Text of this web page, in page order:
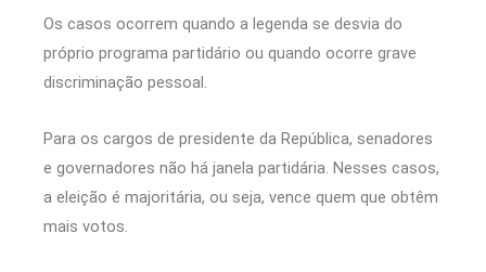
Os casos ocorrem quando a legenda se desvia do
próprio programa partidário ou quando ocorre grave
discriminação pessoal.
Para os cargos de presidente da República, senadores
e governadores não há janela partidária. Nesses casos,
a eleição é majoritária, ou seja, vence quem que obtêm
mais votos.